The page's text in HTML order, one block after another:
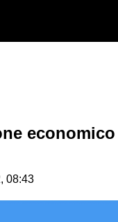
08:43